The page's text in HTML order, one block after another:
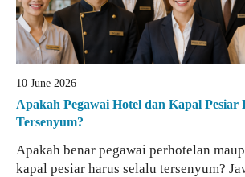
10 June 2026
Apakah Pegawai Hotel dan Kapal Pesiar
Tersenyum?
Apakah benar pegawai perhotelan
kapal pesiar harus selalu tersenyum?